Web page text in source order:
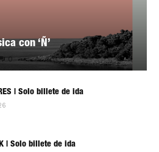
con ‘Ñ’
0
| Solo billete de ida
| Solo billete de ida